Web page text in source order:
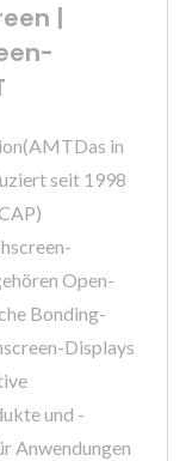
|
in
seit 1998
Open-
Bonding-
Displays
und -
Anwendungen